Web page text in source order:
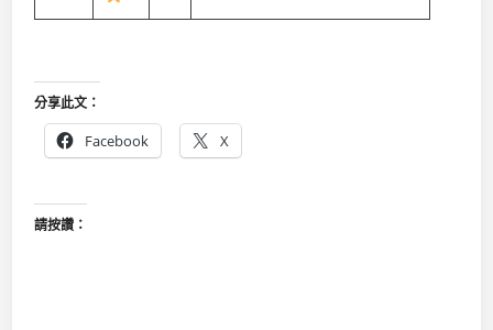
分享此文：
Facebook X
請按讚：